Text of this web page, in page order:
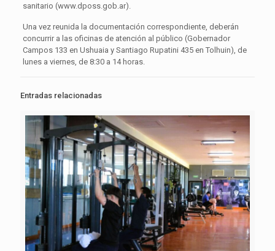
sanitario (www.dposs.gob.ar).
Una vez reunida la documentación correspondiente, deberán
concurrir a las oficinas de atención al público (Gobernador
Campos 133 en Ushuaia y Santiago Rupatini 435 en Tolhuin), de
lunes a viernes, de 8:30 a 14 horas.
Entradas relacionadas